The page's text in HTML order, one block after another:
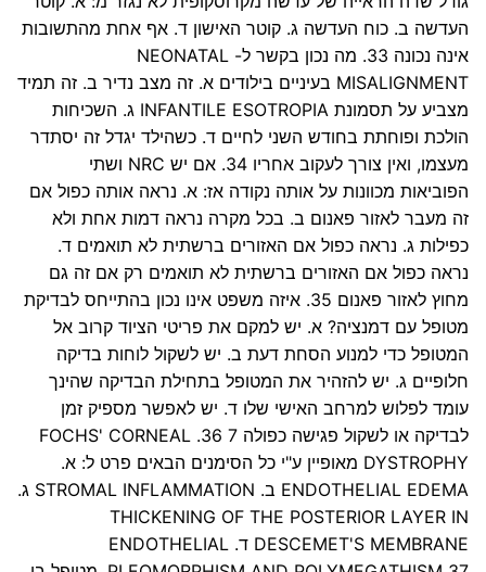
העדשה ב. כוח העדשה ג. קוטר האישון ד. אף אחת מהתשובות
אינה נכונה 33. מה נכון בקשר ל- NEONATAL
MISALIGNMENT בעיניים בילודים א. זה מצב נדיר ב. זה תמיד
מצביע על תסמונת INFANTILE ESOTROPIA ג. השכיחות
הולכת ופוחתת בחודש השני לחיים ד. כשהילד יגדל זה יסתדר
מעצמו, ואין צורך לעקוב אחריו 34. אם יש NRC ושתי
הפוביאות מכוונות על אותה נקודה אז: א. נראה אותה כפול אם
זה מעבר לאזור פאנום ב. בכל מקרה נראה דמות אחת ולא
כפילות ג. נראה כפול אם האזורים ברשתית לא תואמים ד.
נראה כפול אם האזורים ברשתית לא תואמים רק אם זה גם
מחוץ לאזור פאנום 35. איזה משפט אינו נכון בהתייחס לבדיקת
מטופל עם דמנציה? א. יש למקם את פריטי הציוד קרוב אל
המטופל כדי למנוע הסחת דעת ב. יש לשקול לוחות בדיקה
חלופיים ג. יש להזהיר את המטופל בתחילת הבדיקה שהינך
עומד לפלוש למרחב האישי שלו ד. יש לאפשר מספיק זמן
לבדיקה או לשקול פגישה כפולה 7 36. FOCHS' CORNEAL
DYSTROPHY מאופיין ע"י כל הסימנים הבאים פרט ל: א.
ENDOTHELIAL EDEMA ב. STROMAL INFLAMMATION ג.
THICKENING OF THE POSTERIOR LAYER IN
DESCEMET'S MEMBRANE ד. ENDOTHELIAL